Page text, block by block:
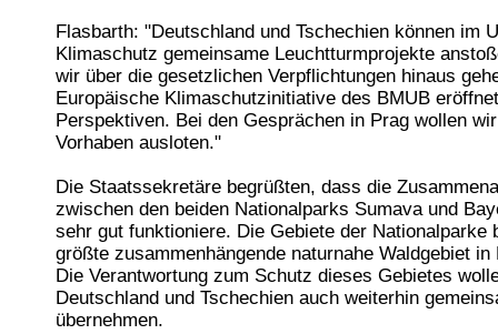
Flasbarth: "Deutschland und Tschechien können im
Klimaschutz gemeinsame Leuchtturmprojekte
wir über die gesetzlichen Verpflichtungen hinaus
Europäische Klimaschutzinitiative des BMUB
Perspektiven. Bei den Gesprächen in Prag wollen
Vorhaben ausloten."
Die Staatssekretäre begrüßten, dass die
zwischen den beiden Nationalparks Sumava und
sehr gut funktioniere. Die Gebiete der Nationalparke
größte zusammenhängende naturnahe Waldgebiet in
Die Verantwortung zum Schutz dieses Gebietes
Deutschland und Tschechien auch weiterhin
übernehmen.